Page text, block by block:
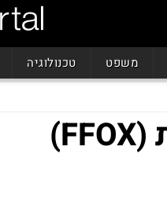
משפט טכנולוגיה